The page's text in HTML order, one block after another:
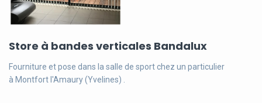
Store à bandes verticales Bandalux
Fourniture et pose dans la salle de sport chez un particulier
à Montfort l'Amaury (Yvelines) .